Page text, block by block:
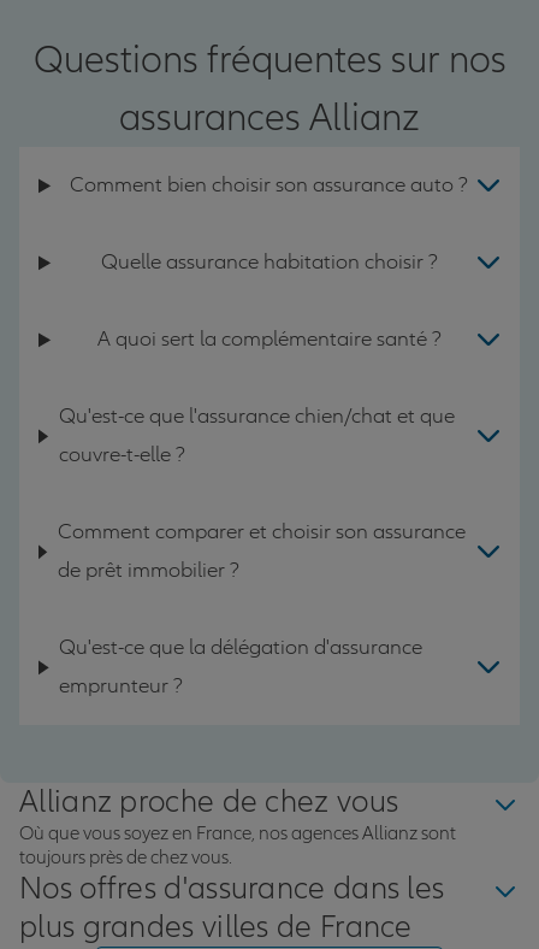
Questions fréquentes sur nos
assurances Allianz
Comment bien choisir son assurance auto ?
Quelle assurance habitation choisir ?
A quoi sert la complémentaire santé ?
Qu'est-ce que l'assurance chien/chat et que
couvre-t-elle ?
Comment comparer et choisir son assurance
de prêt immobilier ?
Qu'est-ce que la délégation d'assurance
emprunteur ?
Allianz proche de chez vous
Où que vous soyez en France, nos agences Allianz sont
toujours près de chez vous.
Nos offres d'assurance dans les
plus grandes villes de France